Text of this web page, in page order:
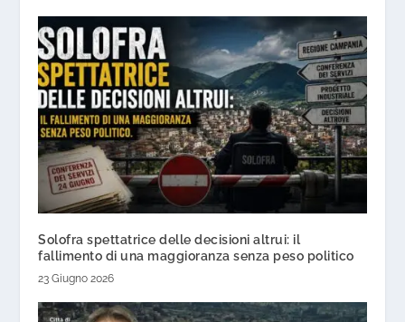
Solofra spettatrice delle decisioni altrui: il
fallimento di una maggioranza senza peso politico
23 Giugno 2026